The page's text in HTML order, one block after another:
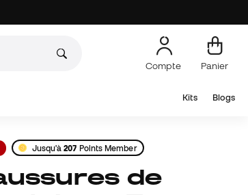
Compte Panier
Kits Blogs
Jusqu'à207 Points Member